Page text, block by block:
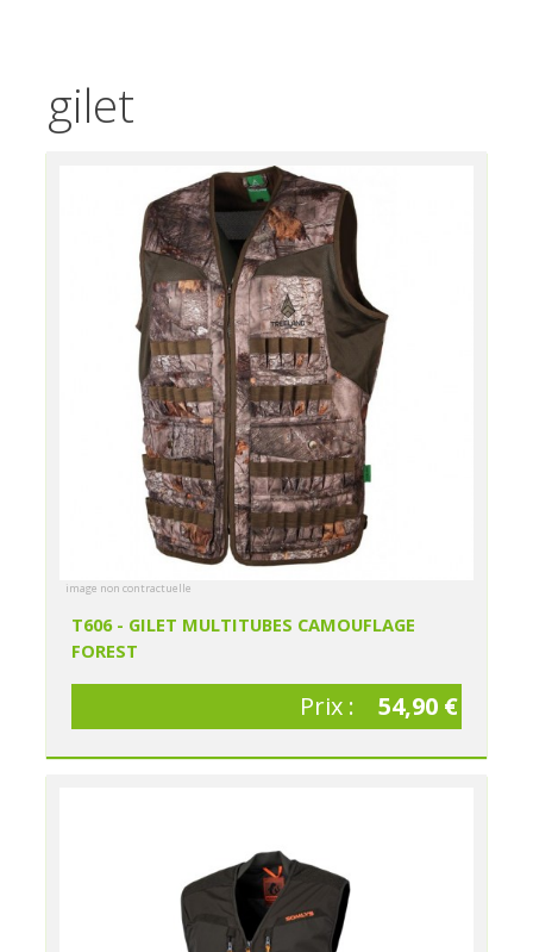
gilet
image non contractuelle
T606 - GILET MULTITUBES CAMOUFLAGE
FOREST
Prix : 54,90 €